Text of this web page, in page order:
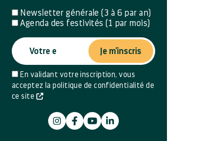
Newsletter générale (3 à 6 par an)
Agenda des festivités (1 par mois)
En validant votre inscription, vous
acceptez la politique de confidentialité de
ce site
Je m'inscris